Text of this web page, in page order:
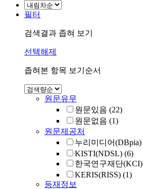
필터
검색결과 좁혀 보기
선택해제
좁혀본 항목 보기순서
원문유무
원문있음 (22)
원문없음 (1)
원문제공처
누리미디어(DBpia)
KISTI(NDSL) (6)
한국연구재단(KCI)
KERIS(RISS) (1)
등재정보